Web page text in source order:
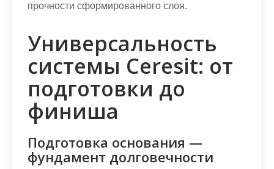
прочности сформированного слоя.
Универсальность
системы Ceresit: от
подготовки до
финиша
Подготовка основания —
фундамент долговечности